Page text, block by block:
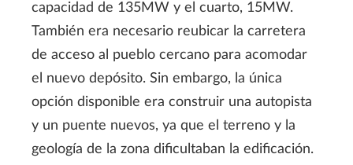
capacidad de 135MW y el cuarto, 15MW.
También era necesario reubicar la carretera
de acceso al pueblo cercano para acomodar
el nuevo depósito. Sin embargo, la única
opción disponible era construir una autopista
y un puente nuevos, ya que el terreno y la
geología de la zona dificultaban la edificación.